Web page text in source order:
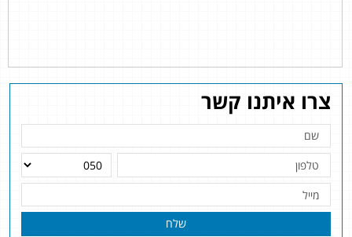
צרו איתנו קשר
שלח